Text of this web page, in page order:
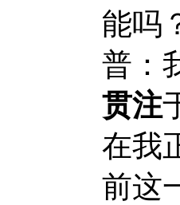
能吗
普：
贯注
在我
前这